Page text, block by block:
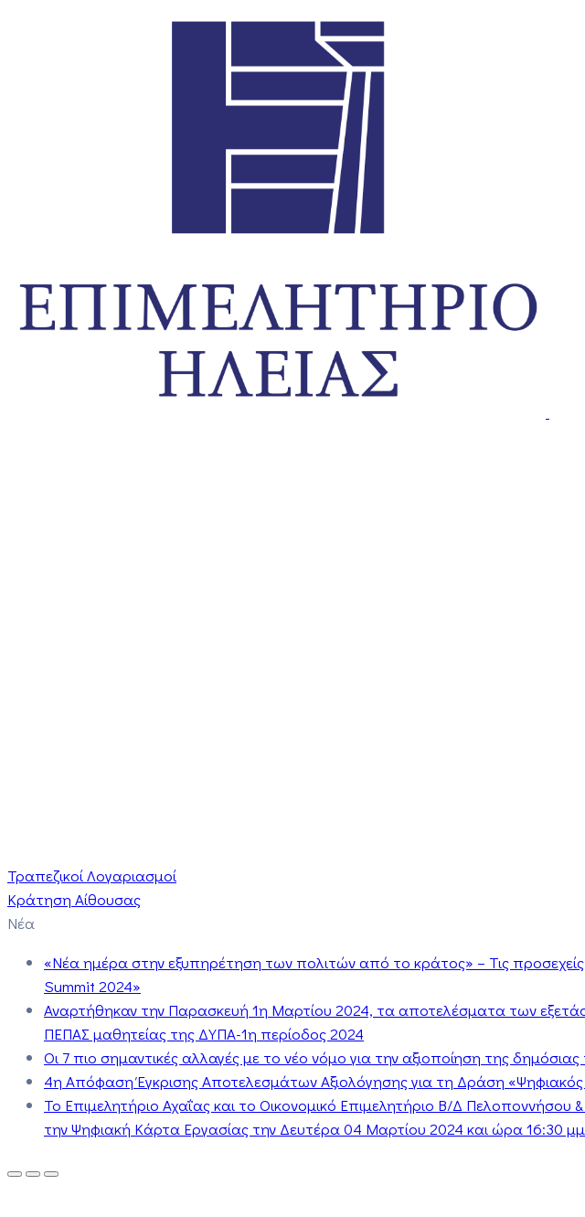
Τραπεζικοί Λογαριασμοί
Κράτηση Αίθουσας
Νέα
«Νέα ημέρα στην εξυπηρέτηση των πολιτών από το κράτος» – Τις
Summit 2024»
Αναρτήθηκαν την Παρασκευή 1η Μαρτίου 2024, τα αποτελέσματα των
ΠΕΠΑΣ μαθητείας της ΔΥΠΑ-1η περίοδος 2024
Οι 7 πιο σημαντικές αλλαγές με το νέο νόμο για την αξιοποίηση της
4η Απόφαση Έγκρισης Αποτελεσμάτων Αξιολόγησης για τη Δράση
Το Επιμελητήριο Αχαΐας και το Οικονομικό Επιμελητήριο Β/Δ
την Ψηφιακή Κάρτα Εργασίας την Δευτέρα 04 Μαρτίου 2024 και ώρα 16:30